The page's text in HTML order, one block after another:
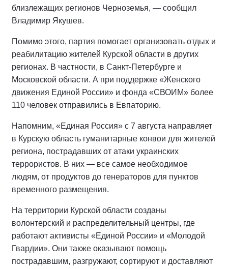
близлежащих регионов Черноземья, — сообщил
Владимир Якушев.
Помимо этого, партия помогает организовать отдых и
реабилитацию жителей Курской области в других
регионах. В частности, в Санкт-Петербурге и
Московской области. А при поддержке «Женского
движения Единой России» и фонда «СВОИМ» более
110 человек отправились в Евпаторию.
Напомним, «Единая Россия» с 7 августа направляет
в Курскую область гуманитарные конвои для жителей
региона, пострадавших от атаки украинских
террористов. В них — все самое необходимое
людям, от продуктов до генераторов для пунктов
временного размещения.
На территории Курской области созданы
волонтерский и распределительный центры, где
работают активисты «Единой России» и «Молодой
Гвардии». Они также оказывают помощь
пострадавшим, разгружают, сортируют и доставляют